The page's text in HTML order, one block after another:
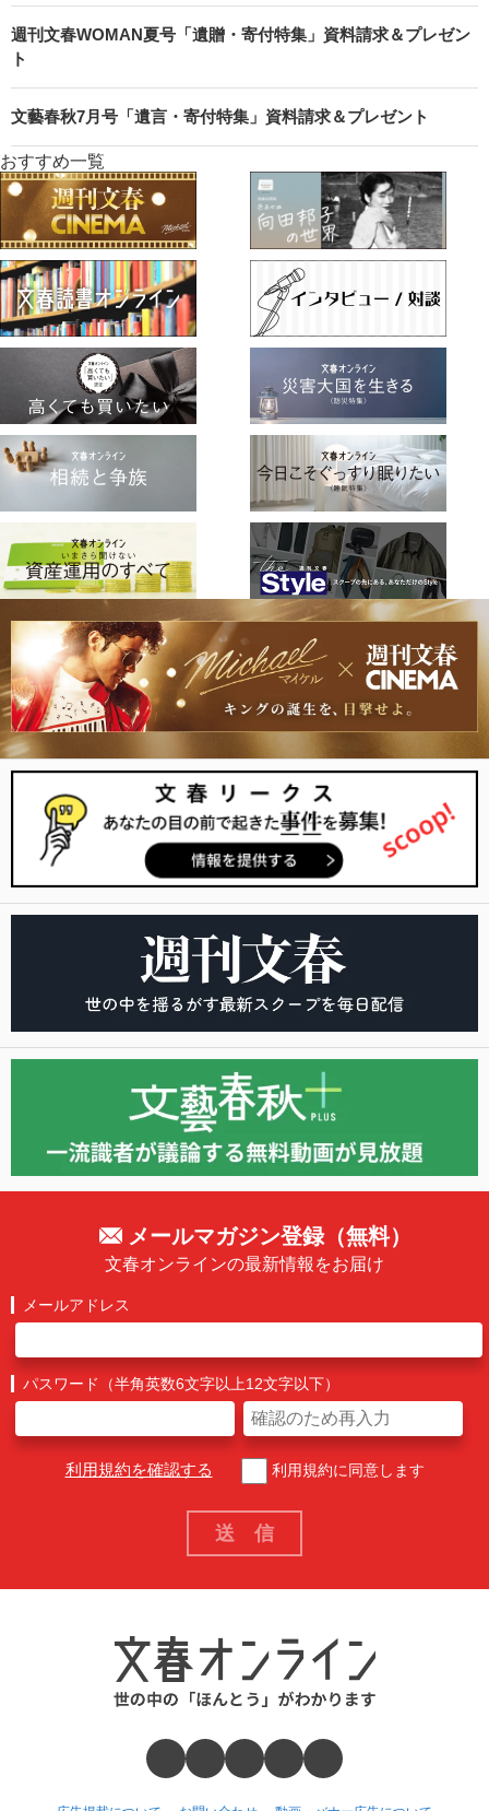
週刊文春WOMAN夏号「遺贈・寄付特集」資料請求＆プレゼン
ト
文藝春秋7月号「遺言・寄付特集」資料請求＆プレゼント
おすすめ一覧
メールマガジン登録（無料）
文春オンラインの最新情報をお届け
メールアドレス
パスワード（半角英数6文字以上12文字以下）
利用規約を確認する 利用規約に同意します